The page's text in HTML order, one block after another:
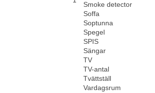
Smoke detector
Soffa
Soptunna
Spegel
SPIS
Sängar
TV
TV-antal
Tvättställ
Vardagsrum